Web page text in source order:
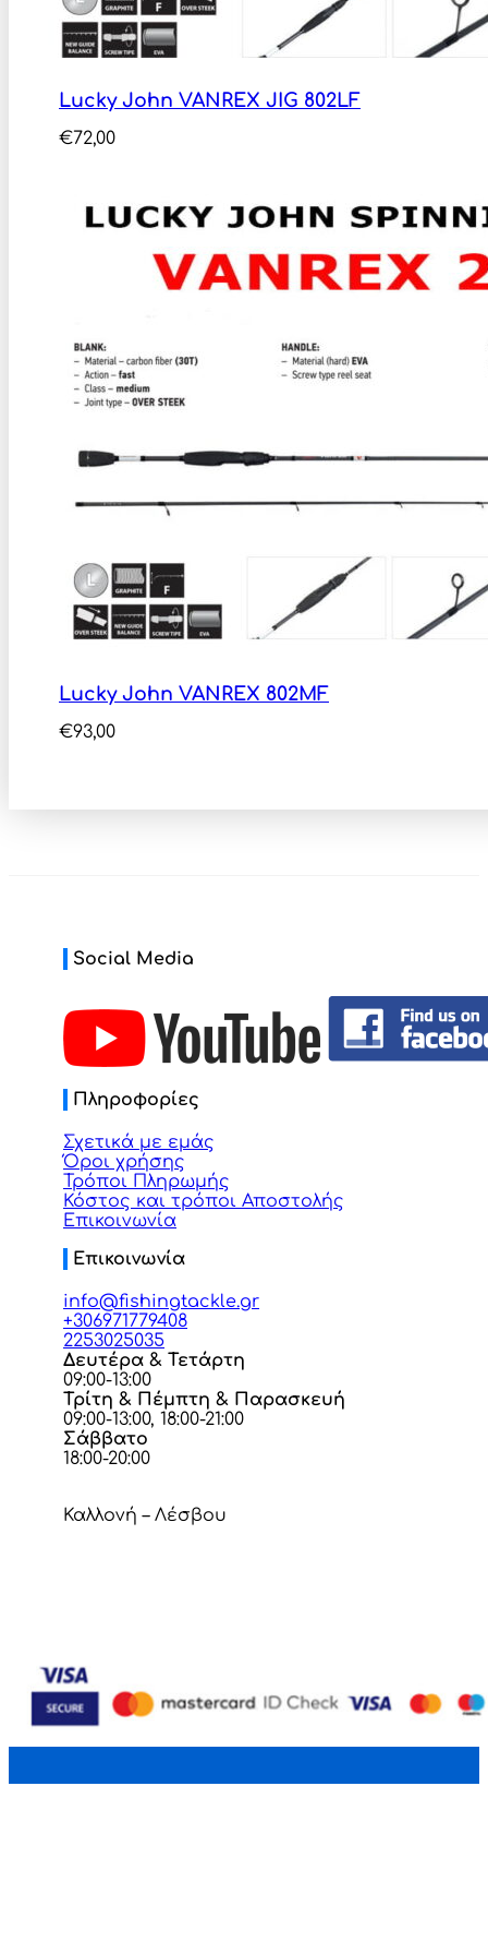
Lucky John VANREX JIG 802LF
€72,00
Lucky John VANREX 802MF
€93,00
Social Media
Πληροφορίες
Σχετικά με εμάς
Όροι χρήσης
Τρόποι Πληρωμής
Κόστος και τρόποι Αποστολής
Επικοινωνία
Επικοινωνία
info@fishingtackle.gr
+306971779408
2253025035
Δευτέρα & Τετάρτη
09:00-13:00
Τρίτη & Πέμπτη & Παρασκευή
09:00-13:00, 18:00-21:00
Σάββατο
18:00-20:00
Καλλονή – Λέσβου